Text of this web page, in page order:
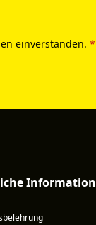
einverstanden. *
Information